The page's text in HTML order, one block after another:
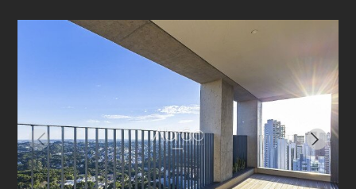
Maior Valor
Menor Área
Recentes